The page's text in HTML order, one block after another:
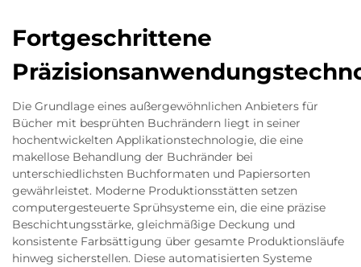
Fortgeschrittene
Die Grundlage eines außergewöhnlichen Anbieters für
Bücher mit besprühten Buchrändern liegt in seiner
hochentwickelten Applikationstechnologie, die eine
makellose Behandlung der Buchränder bei
unterschiedlichsten Buchformaten und Papiersorten
gewährleistet. Moderne Produktionsstätten setzen
computergesteuerte Sprühsysteme ein, die eine präzise
Beschichtungsstärke, gleichmäßige Deckung und
konsistente Farbsättigung über gesamte Produktionsläufe
hinweg sicherstellen. Diese automatisierten Systeme